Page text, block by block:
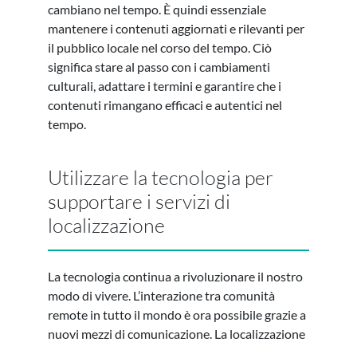
cambiano nel tempo. È quindi essenziale
mantenere i contenuti aggiornati e rilevanti per
il pubblico locale nel corso del tempo. Ciò
significa stare al passo con i cambiamenti
culturali, adattare i termini e garantire che i
contenuti rimangano efficaci e autentici nel
tempo.
Utilizzare la tecnologia per
supportare i servizi di
localizzazione
La tecnologia continua a rivoluzionare il nostro
modo di vivere. L’interazione tra comunità
remote in tutto il mondo è ora possibile grazie a
nuovi mezzi di comunicazione. La localizzazione